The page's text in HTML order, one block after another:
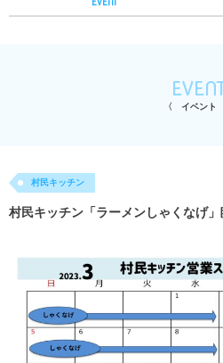
イベント
村民キッチン
村民キッチン「ラーメンしゃくなげ